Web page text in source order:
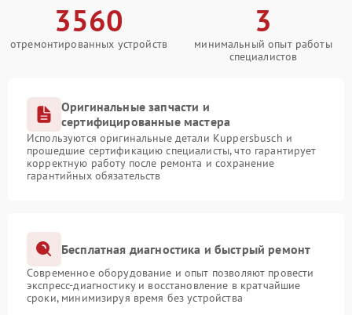
3560
отремонтированных устройств
3
минимальный опыт работы
специалистов
Оригинальные запчасти и
сертифицированные мастера
Используются оригинальные детали Kuppersbusch и
прошедшие сертификацию специалисты, что гарантирует
корректную работу после ремонта и сохранение
гарантийных обязательств
Бесплатная диагностика и быстрый ремонт
Современное оборудование и опыт позволяют провести
экспресс-диагностику и восстановление в кратчайшие
сроки, минимизируя время без устройства